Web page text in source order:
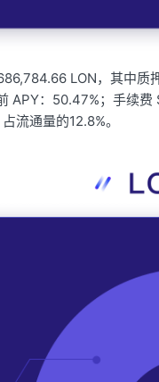
,784.66 LON，其中质
APY：50.47%；手续费
流通量的12.8%。